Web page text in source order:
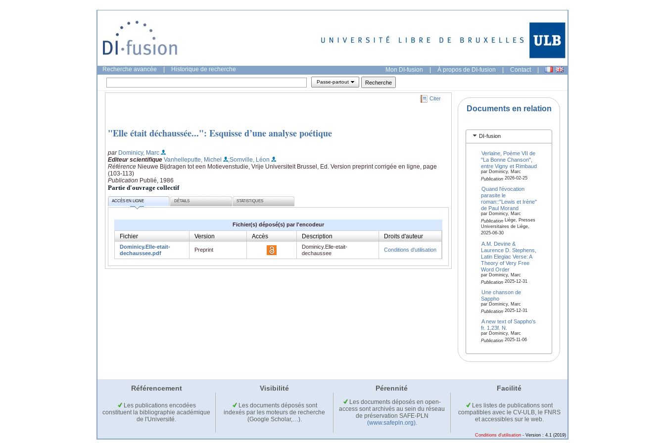
Recherche avancée Historique de recherche Mon DI-fusion | À propos de DI-fusion | Contact |
Passe-partout
Citer
"Elle était déchaussée...": Esquisse d’une analyse poétique
par Dominicy, Marc
Editeur scientifique Vanhelleputte, Michel
;Somville, Léon
Référence Nieuwe Bijdragen tot een Motievenstudie, Vrije Universiteit Brussel, Ed. Version preprint corrigée en ligne, page
(103-113)
Publication Publié, 1986
Partie d'ouvrage collectif
ACCÈS EN LIGNE DÉTAILS STATISTIQUES
Fichier(s) déposé(s) par l'encodeur
Fichier Version Accès Description Droits d'auteur
Dominicy.Elle-etait-
dechaussee.pdf
Preprint
Dominicy.Elle-etait-
dechaussee
Conditions d'utilisation
Documents en relation
DI-fusion
Verlaine, Poème VII de
"La Bonne Chanson",
entre Vigny et Rimbaud
par Dominicy, Marc
Publication2026-02-25
Quand l'évocation
parasite le
roman::"Lewis et Irène"
de Paul Morand
par Dominicy, Marc
PublicationLiège, Presses
Universitaires de Liège,
2025-06-30
A.M. Devine &
Laurence D. Stephens,
Latin Elegiac Verse: A
Theory of Very Free
Word Order
par Dominicy, Marc
Publication2025-12-31
Une chanson de
Sappho
par Dominicy, Marc
Publication2025-12-31
A new text of Sappho's
fr. 1,23f. N.
par Dominicy, Marc
Publication2025-11-06
Référencement Visibilité Pérennité Facilité
Les publications encodées
constituent la bibliographie académique
de l'Université.
Les documents déposés sont
indexés par les moteurs de recherche
(Google Scholar,…).
Les documents déposés en open-
access sont archivés au sein du réseau
de préservation SAFE-PLN
(www.safepln.org).
Les listes de publications sont
compatibles avec le CV-ULB, le FNRS
et accessibles sur le web.
Conditions d'utilisation - Version : 4.1 (2019)